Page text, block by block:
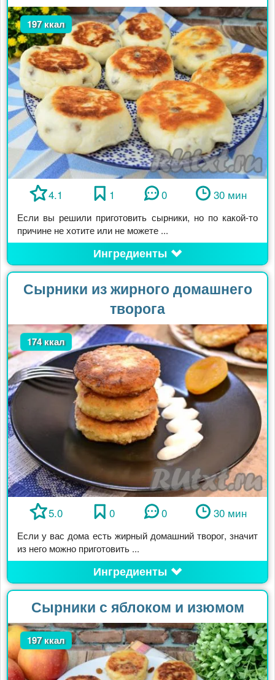
197 ккал
4.1 1 0 30 мин
Если вы решили приготовить сырники, но по какой-то
причине не хотите или не можете ...
Ингредиенты
Сырники из жирного домашнего
творога
174 ккал
5.0 0 0 30 мин
Если у вас дома есть жирный домашний творог, значит
из него можно приготовить ...
Ингредиенты
Сырники с яблоком и изюмом
197 ккал